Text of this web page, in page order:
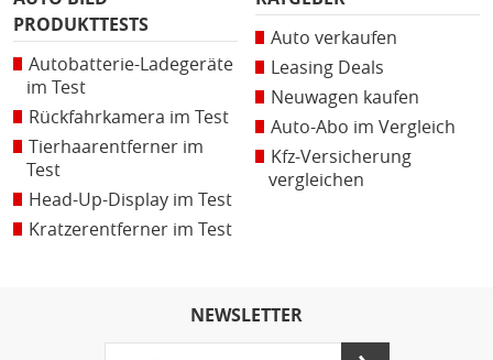
PRODUKTTESTS
Autobatterie-Ladegeräte
im Test
Rückfahrkamera im Test
Tierhaarentferner im
Test
Head-Up-Display im Test
Kratzerentferner im Test
Auto verkaufen
Leasing Deals
Neuwagen kaufen
Auto-Abo im Vergleich
Kfz-Versicherung
vergleichen
NEWSLETTER